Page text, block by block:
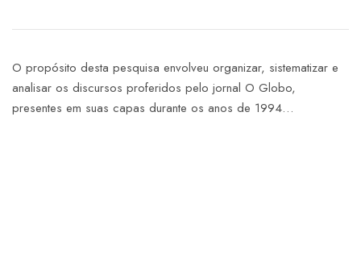
O propósito desta pesquisa envolveu organizar, sistematizar e
analisar os discursos proferidos pelo jornal O Globo,
presentes em suas capas durante os anos de 1994…